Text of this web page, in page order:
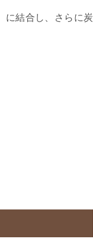
に結合し、さらに炭